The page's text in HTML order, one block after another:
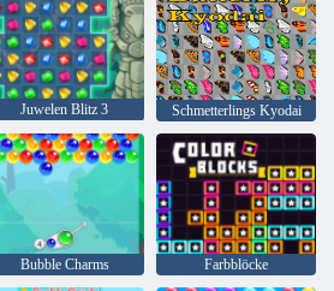
Juwelen Blitz 3 Schmetterlings Kyodai
Bubble Charms Farbblöcke